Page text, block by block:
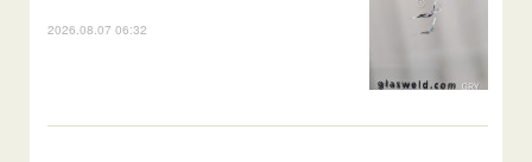
2026.08.07 06:32